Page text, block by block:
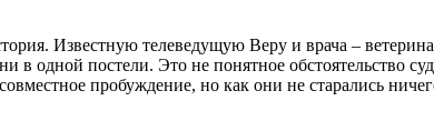
Известную телеведущую Веру и врача –
в одной постели. Это не понятное обстоятельство
пробуждение, но как они не старались